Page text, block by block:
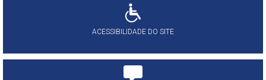
ACESSIBILIDADE DO SITE